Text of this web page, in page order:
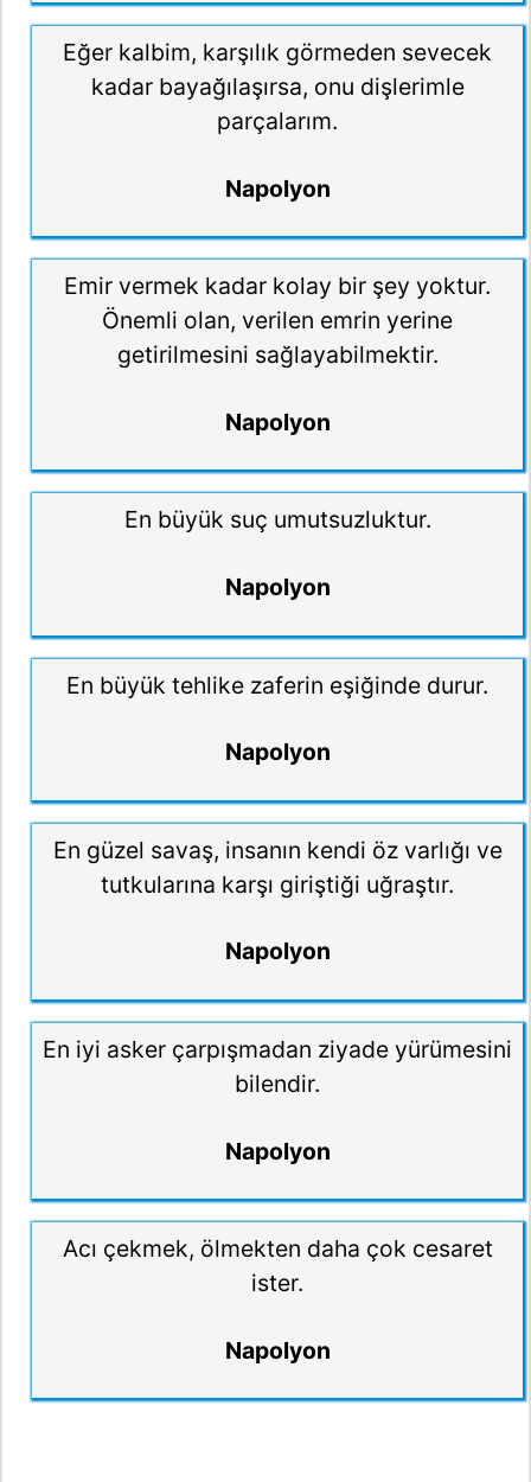
Eğer kalbim, karşılık görmeden sevecek
kadar bayağılaşırsa, onu dişlerimle
parçalarım.
Napolyon
Emir vermek kadar kolay bir şey yoktur.
Önemli olan, verilen emrin yerine
getirilmesini sağlayabilmektir.
Napolyon
En büyük suç umutsuzluktur.
Napolyon
En büyük tehlike zaferin eşiğinde durur.
Napolyon
En güzel savaş, insanın kendi öz varlığı ve
tutkularına karşı giriştiği uğraştır.
Napolyon
En iyi asker çarpışmadan ziyade yürümesini
bilendir.
Napolyon
Acı çekmek, ölmekten daha çok cesaret
ister.
Napolyon